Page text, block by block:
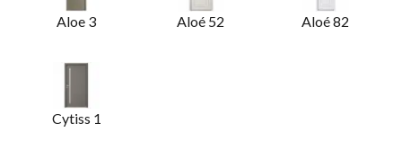
Aloe 3 Aloé 52 Aloé 82
Cytiss 1